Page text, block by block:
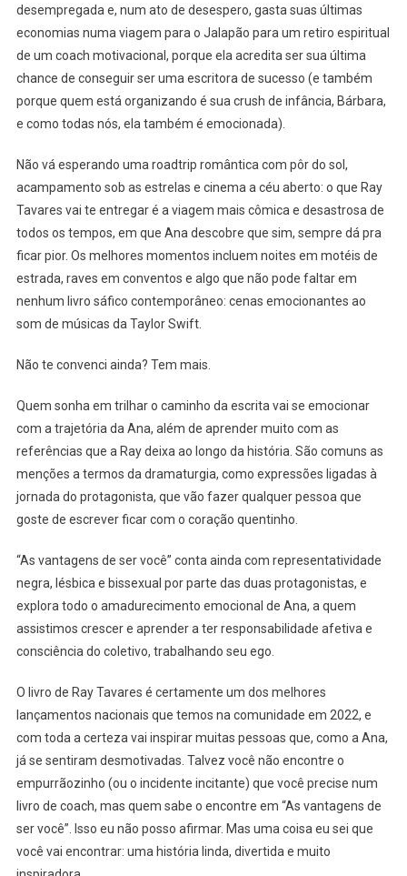
desempregada e, num ato de desespero, gasta suas últimas
economias numa viagem para o Jalapão para um retiro espiritual
de um coach motivacional, porque ela acredita ser sua última
chance de conseguir ser uma escritora de sucesso (e também
porque quem está organizando é sua crush de infância, Bárbara,
e como todas nós, ela também é emocionada).
Não vá esperando uma roadtrip romântica com pôr do sol,
acampamento sob as estrelas e cinema a céu aberto: o que Ray
Tavares vai te entregar é a viagem mais cômica e desastrosa de
todos os tempos, em que Ana descobre que sim, sempre dá pra
ficar pior. Os melhores momentos incluem noites em motéis de
estrada, raves em conventos e algo que não pode faltar em
nenhum livro sáfico contemporâneo: cenas emocionantes ao
som de músicas da Taylor Swift.
Não te convenci ainda? Tem mais.
Quem sonha em trilhar o caminho da escrita vai se emocionar
com a trajetória da Ana, além de aprender muito com as
referências que a Ray deixa ao longo da história. São comuns as
menções a termos da dramaturgia, como expressões ligadas à
jornada do protagonista, que vão fazer qualquer pessoa que
goste de escrever ficar com o coração quentinho.
“As vantagens de ser você” conta ainda com representatividade
negra, lésbica e bissexual por parte das duas protagonistas, e
explora todo o amadurecimento emocional de Ana, a quem
assistimos crescer e aprender a ter responsabilidade afetiva e
consciência do coletivo, trabalhando seu ego.
O livro de Ray Tavares é certamente um dos melhores
lançamentos nacionais que temos na comunidade em 2022, e
com toda a certeza vai inspirar muitas pessoas que, como a Ana,
já se sentiram desmotivadas. Talvez você não encontre o
empurrãozinho (ou o incidente incitante) que você precise num
livro de coach, mas quem sabe o encontre em “As vantagens de
ser você”. Isso eu não posso afirmar. Mas uma coisa eu sei que
você vai encontrar: uma história linda, divertida e muito